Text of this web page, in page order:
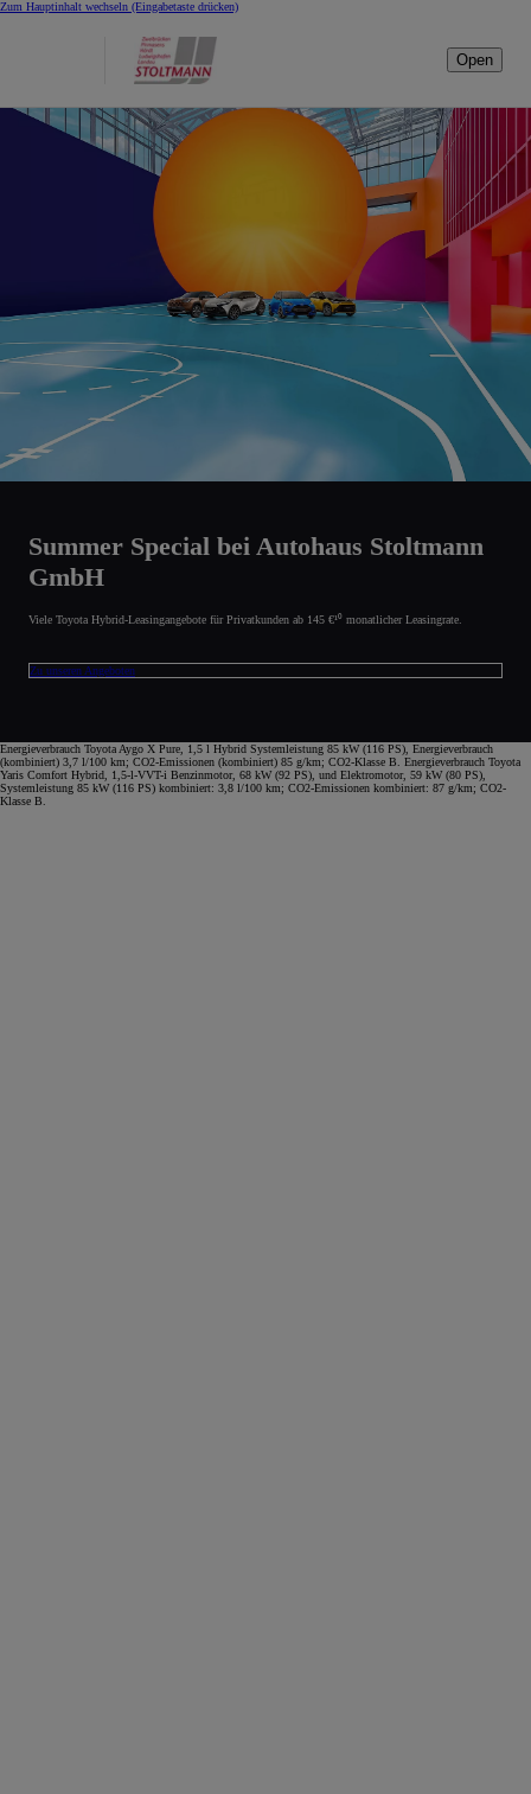
Zum Hauptinhalt wechseln (Eingabetaste drücken)
Open
Summer Special bei Autohaus Stoltmann
GmbH
Viele Toyota Hybrid-Leasingangebote für Privatkunden ab 145 €¹⁰ monatlicher Leasingrate.
Zu unseren Angeboten
Energieverbrauch Toyota Aygo X Pure, 1,5 l Hybrid Systemleistung 85 kW (116 PS), Energieverbrauch
(kombiniert) 3,7 l/100 km; CO2-Emissionen (kombiniert) 85 g/km; CO2-Klasse B. Energieverbrauch Toyota
Yaris Comfort Hybrid, 1,5-l-VVT-i Benzinmotor, 68 kW (92 PS), und Elektromotor, 59 kW (80 PS),
Systemleistung 85 kW (116 PS) kombiniert: 3,8 l/100 km; CO2-Emissionen kombiniert: 87 g/km; CO2-
Klasse B.